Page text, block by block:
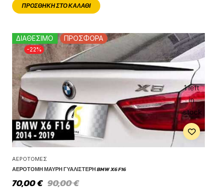
ΠΡΟΣΘΉΚΗ ΣΤΟ ΚΑΛΆΘΙ
-22%
ΔΙΑΘΕΣΙΜΟ ΠΡΟΣΦΟΡΑ
1 left
in
stock
ΑΕΡΟΤΟΜΈΣ
ΑΕΡΟΤΟΜΉ ΜΑΎΡΗ ΓΥΑΛΙΣΤΕΡΉ BMW X6 F16
90,00€
70,00€